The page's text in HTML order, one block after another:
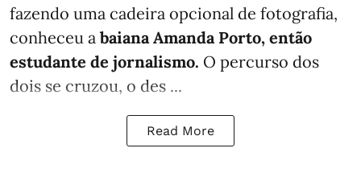
fazendo uma cadeira opcional de fotografia,
conheceu a baiana Amanda Porto, então
estudante de jornalismo. O percurso dos
dois se cruzou, o des ...
Read More